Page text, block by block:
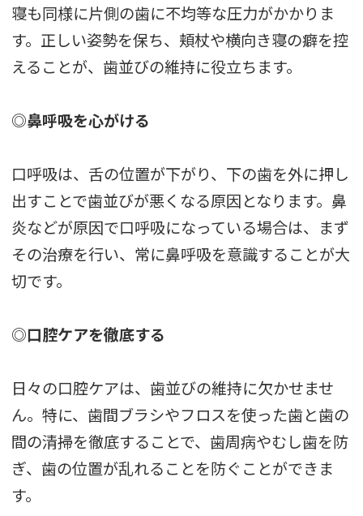
寝も同様に片側の歯に不均等な圧力がかかりま
す。正しい姿勢を保ち、頬杖や横向き寝の癖を控
えることが、歯並びの維持に役立ちます。
◎鼻呼吸を心がける
口呼吸は、舌の位置が下がり、下の歯を外に押し
出すことで歯並びが悪くなる原因となります。鼻
炎などが原因で口呼吸になっている場合は、まず
その治療を行い、常に鼻呼吸を意識することが大
切です。
◎口腔ケアを徹底する
日々の口腔ケアは、歯並びの維持に欠かせませ
ん。特に、歯間ブラシやフロスを使った歯と歯の
間の清掃を徹底することで、歯周病やむし歯を防
ぎ、歯の位置が乱れることを防ぐことができま
す。